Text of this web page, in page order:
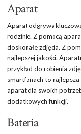
Aparat
Aparat odgrywa
rodzinie. Z pomocą
doskonałe zdjęcia. Z
najlepszej jakości.
przykład do robienia
smartfonach to
aparat dla swoich
dodatkowych funkcji.
Bateria